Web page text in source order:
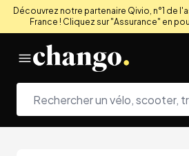
Découvrez notre partenaire Qivio, n°1 de
France ! Cliquez sur "Assurance" en